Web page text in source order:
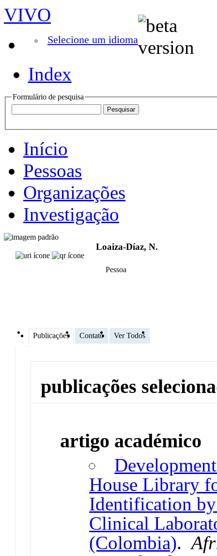
VIVO
Selecione um idioma
Index
Formulário de pesquisa
Início
Pessoas
Organizações
Investigação
Loaiza-Díaz, N.
Pessoa
Publicações Contato Ver Todos
publicações
artigo académico
House Library
Identification
Clinical
(Colombia).